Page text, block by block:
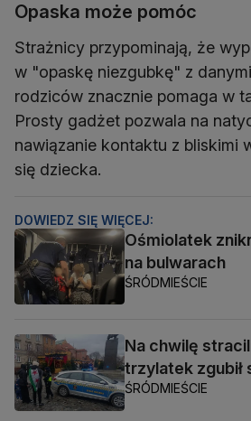
Opaska może pomóc
Strażnicy przypominają, że
w "opaskę niezgubkę" z
rodziców znacznie pomaga w
Prosty gadżet pozwala na
nawiązanie kontaktu z bliskimi
się dziecka.
DOWIEDZ SIĘ WIĘCEJ:
Ośmiolatek
na bulwarach
ŚRÓDMIEŚCIE
Na chwilę
trzylatek zgubił
ŚRÓDMIEŚCIE